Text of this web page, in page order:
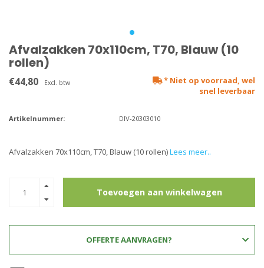
Afvalzakken 70x110cm, T70, Blauw (10
rollen)
€44,80 Excl. btw
* Niet op voorraad, wel
snel leverbaar
Artikelnummer: DIV-20303010
Afvalzakken 70x110cm, T70, Blauw (10 rollen)Lees meer..
Toevoegen aan winkelwagen
OFFERTE AANVRAGEN?